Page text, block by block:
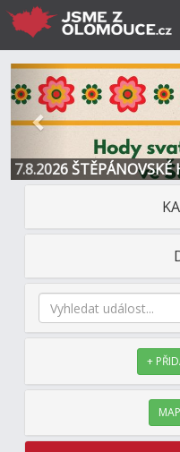
7.8.2026
Předchozí
+